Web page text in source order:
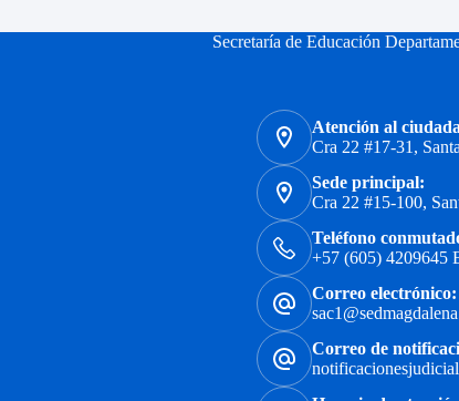
Secretaría de Educación
Atención al
Cra 22 #17-31,
Sede principal:
Cra 22 #15-100,
Teléfono
+57 (605) 4209645
Correo electrónico:
Correo de